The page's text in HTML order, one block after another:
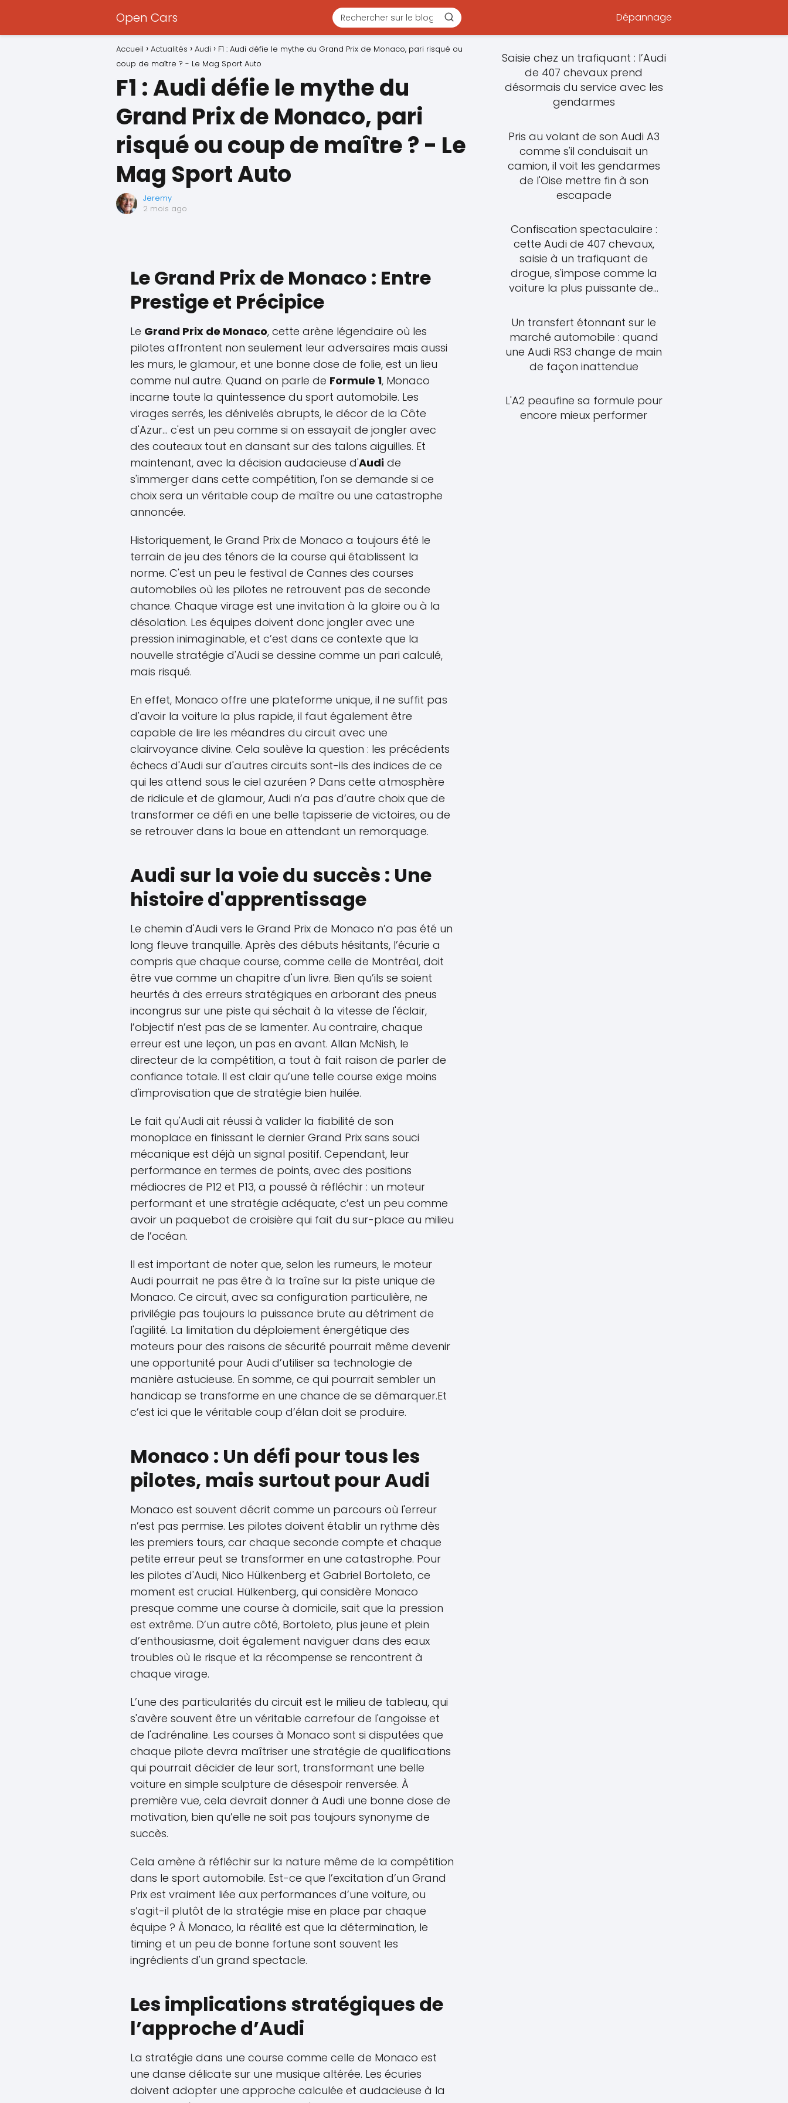
Open Cars Dépannage
Accueil Actualités Audi
F1 : Audi défie le mythe du Grand Prix de Monaco, pari risqué ou
coup de maître ? - Le Mag Sport Auto
F1 : Audi défie le mythe du
Grand Prix de Monaco, pari
risqué ou coup de maître ? - Le
Mag Sport Auto
Jeremy
2 mois ago
Le Grand Prix de Monaco : Entre
Prestige et Précipice
Le Grand Prix de Monaco, cette arène légendaire où les
pilotes affrontent non seulement leur adversaires mais aussi
les murs, le glamour, et une bonne dose de folie, est un lieu
comme nul autre. Quand on parle de Formule 1, Monaco
incarne toute la quintessence du sport automobile. Les
virages serrés, les dénivelés abrupts, le décor de la Côte
d'Azur… c'est un peu comme si on essayait de jongler avec
des couteaux tout en dansant sur des talons aiguilles. Et
maintenant, avec la décision audacieuse d'Audi de
s'immerger dans cette compétition, l'on se demande si ce
choix sera un véritable coup de maître ou une catastrophe
annoncée.
Historiquement, le Grand Prix de Monaco a toujours été le
terrain de jeu des ténors de la course qui établissent la
norme. C'est un peu le festival de Cannes des courses
automobiles où les pilotes ne retrouvent pas de seconde
chance. Chaque virage est une invitation à la gloire ou à la
désolation. Les équipes doivent donc jongler avec une
pression inimaginable, et c’est dans ce contexte que la
nouvelle stratégie d'Audi se dessine comme un pari calculé,
mais risqué.
En effet, Monaco offre une plateforme unique, il ne suffit pas
d'avoir la voiture la plus rapide, il faut également être
capable de lire les méandres du circuit avec une
clairvoyance divine. Cela soulève la question : les précédents
échecs d'Audi sur d'autres circuits sont-ils des indices de ce
qui les attend sous le ciel azuréen ? Dans cette atmosphère
de ridicule et de glamour, Audi n’a pas d’autre choix que de
transformer ce défi en une belle tapisserie de victoires, ou de
se retrouver dans la boue en attendant un remorquage.
Audi sur la voie du succès : Une
histoire d'apprentissage
Le chemin d'Audi vers le Grand Prix de Monaco n’a pas été un
long fleuve tranquille. Après des débuts hésitants, l’écurie a
compris que chaque course, comme celle de Montréal, doit
être vue comme un chapitre d'un livre. Bien qu’ils se soient
heurtés à des erreurs stratégiques en arborant des pneus
incongrus sur une piste qui séchait à la vitesse de l'éclair,
l’objectif n’est pas de se lamenter. Au contraire, chaque
erreur est une leçon, un pas en avant. Allan McNish, le
directeur de la compétition, a tout à fait raison de parler de
confiance totale. Il est clair qu’une telle course exige moins
d'improvisation que de stratégie bien huilée.
Le fait qu'Audi ait réussi à valider la fiabilité de son
monoplace en finissant le dernier Grand Prix sans souci
mécanique est déjà un signal positif. Cependant, leur
performance en termes de points, avec des positions
médiocres de P12 et P13, a poussé à réfléchir : un moteur
performant et une stratégie adéquate, c’est un peu comme
avoir un paquebot de croisière qui fait du sur-place au milieu
de l’océan.
Il est important de noter que, selon les rumeurs, le moteur
Audi pourrait ne pas être à la traîne sur la piste unique de
Monaco. Ce circuit, avec sa configuration particulière, ne
privilégie pas toujours la puissance brute au détriment de
l'agilité. La limitation du déploiement énergétique des
moteurs pour des raisons de sécurité pourrait même devenir
une opportunité pour Audi d’utiliser sa technologie de
manière astucieuse. En somme, ce qui pourrait sembler un
handicap se transforme en une chance de se démarquer.Et
c’est ici que le véritable coup d’élan doit se produire.
Monaco : Un défi pour tous les
pilotes, mais surtout pour Audi
Monaco est souvent décrit comme un parcours où l'erreur
n’est pas permise. Les pilotes doivent établir un rythme dès
les premiers tours, car chaque seconde compte et chaque
petite erreur peut se transformer en une catastrophe. Pour
les pilotes d'Audi, Nico Hülkenberg et Gabriel Bortoleto, ce
moment est crucial. Hülkenberg, qui considère Monaco
presque comme une course à domicile, sait que la pression
est extrême. D’un autre côté, Bortoleto, plus jeune et plein
d’enthousiasme, doit également naviguer dans des eaux
troubles où le risque et la récompense se rencontrent à
chaque virage.
L’une des particularités du circuit est le milieu de tableau, qui
s'avère souvent être un véritable carrefour de l'angoisse et
de l'adrénaline. Les courses à Monaco sont si disputées que
chaque pilote devra maîtriser une stratégie de qualifications
qui pourrait décider de leur sort, transformant une belle
voiture en simple sculpture de désespoir renversée. À
première vue, cela devrait donner à Audi une bonne dose de
motivation, bien qu’elle ne soit pas toujours synonyme de
succès.
Cela amène à réfléchir sur la nature même de la compétition
dans le sport automobile. Est-ce que l’excitation d’un Grand
Prix est vraiment liée aux performances d’une voiture, ou
s’agit-il plutôt de la stratégie mise en place par chaque
équipe ? À Monaco, la réalité est que la détermination, le
timing et un peu de bonne fortune sont souvent les
ingrédients d'un grand spectacle.
Les implications stratégiques de
l’approche d’Audi
La stratégie dans une course comme celle de Monaco est
une danse délicate sur une musique altérée. Les écuries
doivent adopter une approche calculée et audacieuse à la
Saisie chez un trafiquant : l’Audi
de 407 chevaux prend
désormais du service avec les
gendarmes
Pris au volant de son Audi A3
comme s'il conduisait un
camion, il voit les gendarmes
de l'Oise mettre fin à son
escapade
Confiscation spectaculaire :
cette Audi de 407 chevaux,
saisie à un trafiquant de
drogue, s'impose comme la
voiture la plus puissante de...
Un transfert étonnant sur le
marché automobile : quand
une Audi RS3 change de main
de façon inattendue
L'A2 peaufine sa formule pour
encore mieux performer